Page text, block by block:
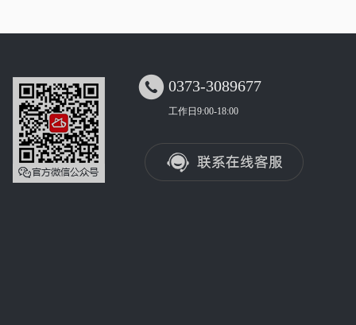
 0373-3089677
工作日9:00-18:00